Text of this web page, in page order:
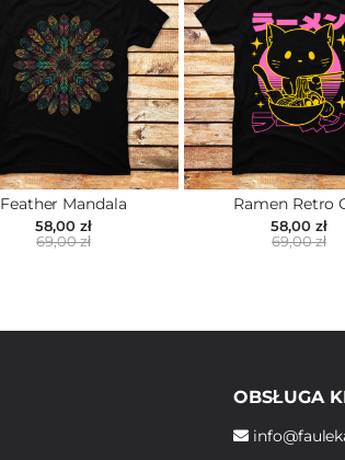
Feather Mandala
58,00 zł
69,00 zł
Ramen Retro
58,00 zł
69,00 zł
OBSŁUGA